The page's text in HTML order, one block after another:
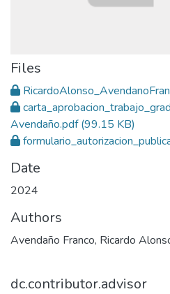
Files
Avendaño.pdf(99.15 KB)
Date
2024
Authors
Avendaño Franco, Ricardo
dc.contributor.advisor